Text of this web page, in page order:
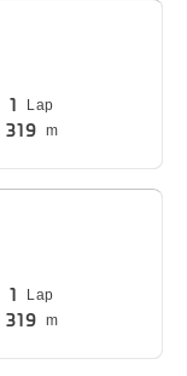
1 Lap
319 m
1 Lap
319 m